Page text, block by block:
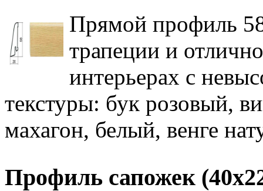
Прямой профиль
трапеции и
интерьерах с
текстуры: бук розовый,
махагон, белый, венге
Профиль сапожек